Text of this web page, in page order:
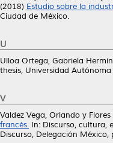
(2018) Estudio sobre la
Ciudad de México.
U
Ulloa Ortega, Gabriela
thesis, Universidad
V
Valdez Vega, Orlando y
francés. In: Discurso, cultura,
Discurso, Delegación